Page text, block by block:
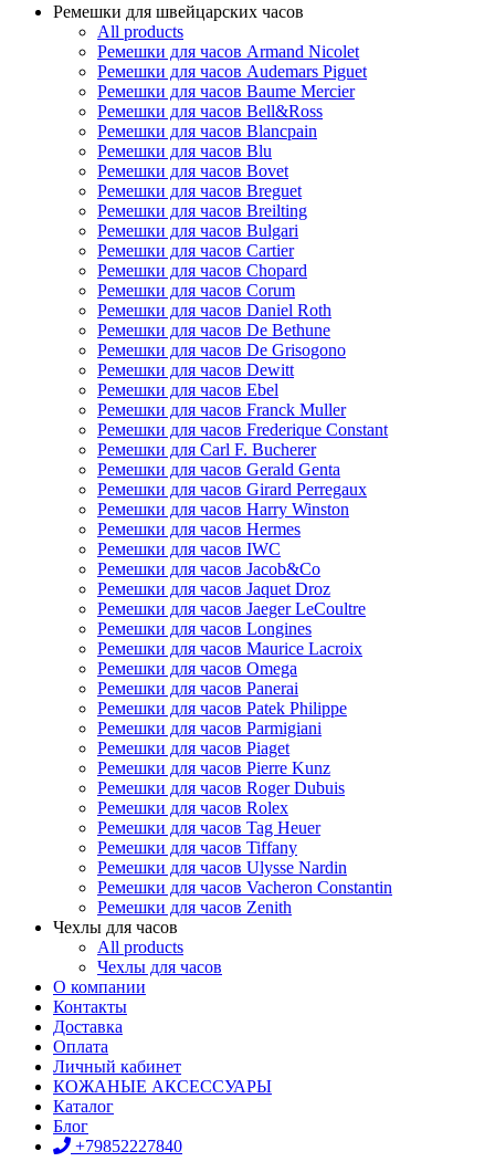
Ремешки для швейцарских часов
All products
Ремешки для часов Armand Nicolet
Ремешки для часов Audemars Piguet
Ремешки для часов Baume Mercier
Ремешки для часов Bell&Ross
Ремешки для часов Blancpain
Ремешки для часов Blu
Ремешки для часов Bovet
Ремешки для часов Breguet
Ремешки для часов Breilting
Ремешки для часов Bulgari
Ремешки для часов Cartier
Ремешки для часов Chopard
Ремешки для часов Corum
Ремешки для часов Daniel Roth
Ремешки для часов De Bethune
Ремешки для часов De Grisogono
Ремешки для часов Dewitt
Ремешки для часов Ebel
Ремешки для часов Franck Muller
Ремешки для часов Frederique Constant
Ремешки для Carl F. Bucherer
Ремешки для часов Gerald Genta
Ремешки для часов Girard Perregaux
Ремешки для часов Harry Winston
Ремешки для часов Hermes
Ремешки для часов IWC
Ремешки для часов Jacob&Co
Ремешки для часов Jaquet Droz
Ремешки для часов Jaeger LeCoultre
Ремешки для часов Longines
Ремешки для часов Maurice Lacroix
Ремешки для часов Omega
Ремешки для часов Panerai
Ремешки для часов Patek Philippe
Ремешки для часов Parmigiani
Ремешки для часов Piaget
Ремешки для часов Pierre Kunz
Ремешки для часов Roger Dubuis
Ремешки для часов Rolex
Ремешки для часов Tag Heuer
Ремешки для часов Tiffany
Ремешки для часов Ulysse Nardin
Ремешки для часов Vacheron Constantin
Ремешки для часов Zenith
Чехлы для часов
All products
Чехлы для часов
О компании
Контакты
Доставка
Оплата
Личный кабинет
КОЖАНЫЕ АКСЕССУАРЫ
Каталог
Блог
+79852227840